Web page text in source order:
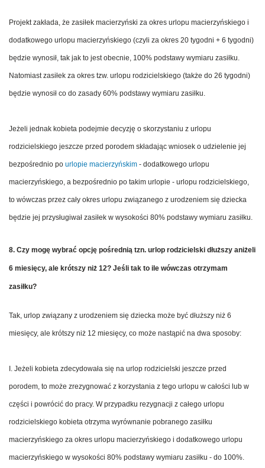
Projekt zakłada, że zasiłek macierzyński za okres urlopu macierzyńskiego i
dodatkowego urlopu macierzyńskiego (czyli za okres 20 tygodni + 6 tygodni)
będzie wynosił, tak jak to jest obecnie, 100% podstawy wymiaru zasiłku.
Natomiast zasiłek za okres tzw. urlopu rodzicielskiego (także do 26 tygodni)
będzie wynosił co do zasady 60% podstawy wymiaru zasiłku.
Jeżeli jednak kobieta podejmie decyzję o skorzystaniu z urlopu
rodzicielskiego jeszcze przed porodem składając wniosek o udzielenie jej
bezpośrednio po urlopie macierzyńskim - dodatkowego urlopu
macierzyńskiego, a bezpośrednio po takim urlopie - urlopu rodzicielskiego,
to wówczas przez cały okres urlopu związanego z urodzeniem się dziecka
będzie jej przysługiwał zasiłek w wysokości 80% podstawy wymiaru zasiłku.
8. Czy mogę wybrać opcję pośrednią tzn. urlop rodzicielski dłuższy aniżeli
6 miesięcy, ale krótszy niż 12? Jeśli tak to ile wówczas otrzymam
zasiłku?
Tak, urlop związany z urodzeniem się dziecka może być dłuższy niż 6
miesięcy, ale krótszy niż 12 miesięcy, co może nastąpić na dwa sposoby:
I. Jeżeli kobieta zdecydowała się na urlop rodzicielski jeszcze przed
porodem, to może zrezygnować z korzystania z tego urlopu w całości lub w
części i powrócić do pracy. W przypadku rezygnacji z całego urlopu
rodzicielskiego kobieta otrzyma wyrównanie pobranego zasiłku
macierzyńskiego za okres urlopu macierzyńskiego i dodatkowego urlopu
macierzyńskiego w wysokości 80% podstawy wymiaru zasiłku - do 100%.